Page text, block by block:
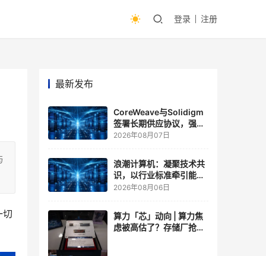
登录 注册
切
最新发布
CoreWeave与Solidigm
签署长期供应协议，强化
一体化人工智能云平台
2026年08月07日
浪潮计算机：凝聚技术共
识，以行业标准牵引能力
跃升
2026年08月06日
算力「芯」动向 | 算力焦
虑被高估了？存储厂抢了